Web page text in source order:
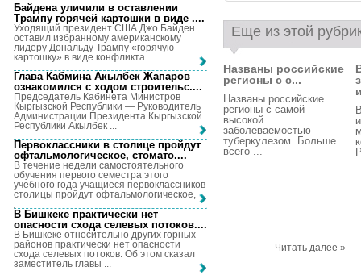
Еще из этой
Названы российские
регионы с с...
Названы российские
регионы с самой
высокой
заболеваемостью
туберкулезом. Больше
всего ...
Читать далее »
Байдена уличили в оставлении
Трампу горячей картошки в виде ....
Уходящий президент США Джо Байден
оставил избранному американскому
лидеру Дональду Трампу «горячую
картошку» в виде конфликта ...
Глава Кабмина Акылбек Жапаров
ознакомился с ходом строительс....
Председатель Кабинета Министров
Кыргызской Республики — Руководитель
Администрации Президента Кыргызской
Республики Акылбек ...
Первоклассники в столице пройдут
офтальмологическое, стомато....
В течение недели самостоятельного
обучения первого семестра этого
учебного года учащиеся первоклассников
столицы пройдут офтальмологическое, ...
В Бишкеке практически нет
опасности схода селевых потоков....
В Бишкеке относительно других горных
районов практически нет опасности
схода селевых потоков. Об этом сказал
заместитель главы ...